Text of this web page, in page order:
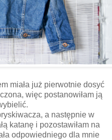
miała już pierwotnie dosyć
więc postanowiłam ją
a następnie w
katanę i pozostawiłam na
odpowiedniego dla mnie